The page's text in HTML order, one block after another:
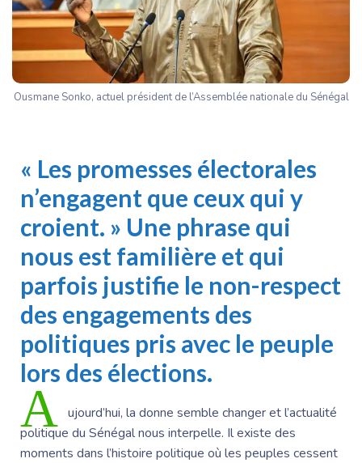
Ousmane Sonko, actuel président de l’Assemblée nationale du Sénégal
« Les promesses électorales
n’engagent que ceux qui y
croient. » Une phrase qui
nous est familière et qui
parfois justifie le non-respect
des engagements des
politiques pris avec le peuple
lors des élections.
A ujourd’hui, la donne semble changer et l’actualité
politique du Sénégal nous interpelle. Il existe des
moments dans l’histoire politique où les peuples cessent